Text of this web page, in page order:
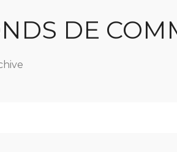
DE